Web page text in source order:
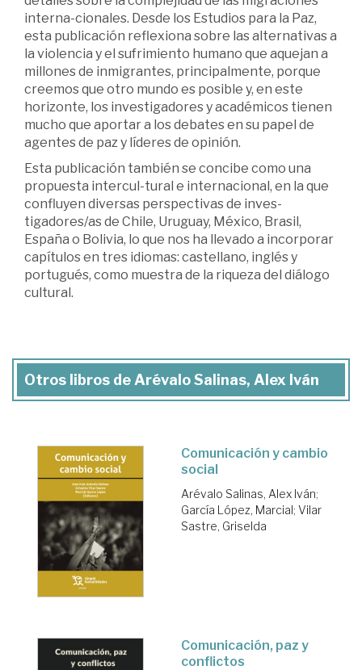
interna-cionales. Desde los Estudios para la Paz,
esta publicación reflexiona sobre las alternativas a
la violencia y el sufrimiento humano que aquejan a
millones de inmigrantes, principalmente, porque
creemos que otro mundo es posible y, en este
horizonte, los investigadores y académicos tienen
mucho que aportar a los debates en su papel de
agentes de paz y líderes de opinión.
Esta publicación también se concibe como una
propuesta intercul-tural e internacional, en la que
confluyen diversas perspectivas de inves-
tigadores/as de Chile, Uruguay, México, Brasil,
España o Bolivia, lo que nos ha llevado a incorporar
capítulos en tres idiomas: castellano, inglés y
portugués, como muestra de la riqueza del diálogo
cultural.
Otros libros de Arévalo Salinas, Alex Iván
Comunicación y cambio
social
Arévalo Salinas, Alex Iván;
García López, Marcial; Vilar
Sastre, Griselda
Comunicación, paz y
conflictos